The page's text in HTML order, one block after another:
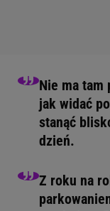
Nie ma tam
jak widać
stanąć
dzień.
Z roku na